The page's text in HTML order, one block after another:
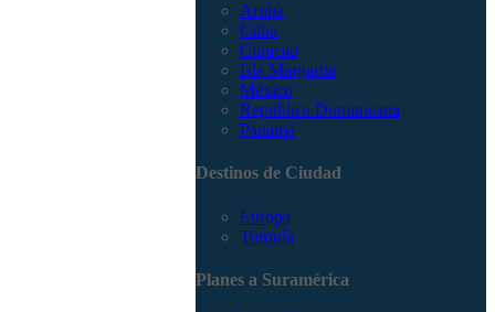
Aruba
Cuba
Curacao
Isla Margarita
México
República Dominicana
Panamá
Destinos de Ciudad
Europa
Turquía
Planes a Suramérica